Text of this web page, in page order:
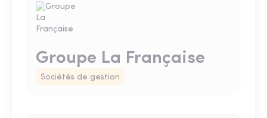
Groupe La Française
Sociétés de gestion